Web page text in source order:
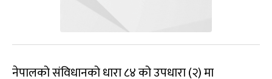
नेपालको संविधानको धारा ८४ को उपधारा (२) मा